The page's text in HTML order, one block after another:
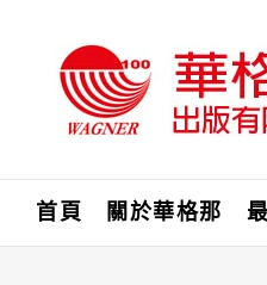
首頁 關於華格那